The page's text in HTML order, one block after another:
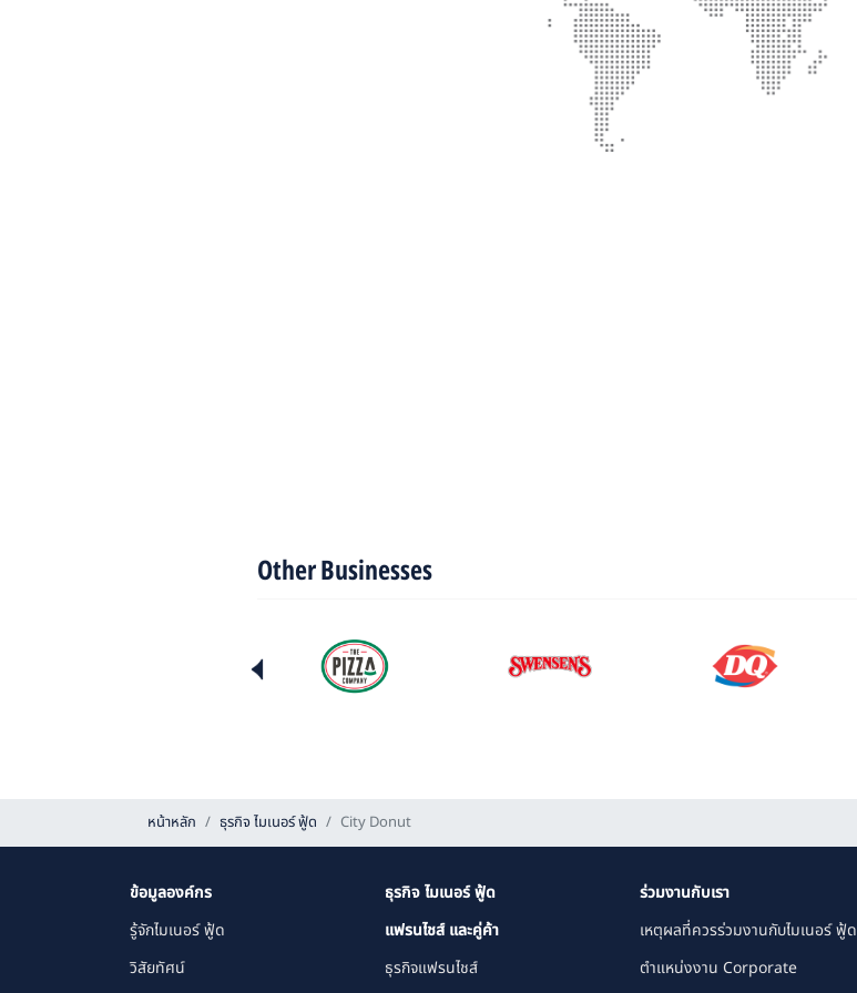
Other Businesses
หน้าหลัก ธุรกิจ ไมเนอร์ ฟู้ด City Donut
ข้อมูลองค์กร
รู้จักไมเนอร์ ฟู้ด
วิสัยทัศน์
ธุรกิจ ไมเนอร์ ฟู้ด
แฟรนไชส์ และคู่ค้า
ธุรกิจแฟรนไชส์
ร่วมงานกับเรา
เหตุผลที่ควรร่วมงานกับไมเนอร์ ฟู้ด
ตำแหน่งงาน Corporate